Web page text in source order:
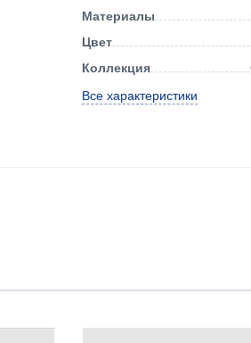
Материалы
Цвет
Коллекция
Все характеристики